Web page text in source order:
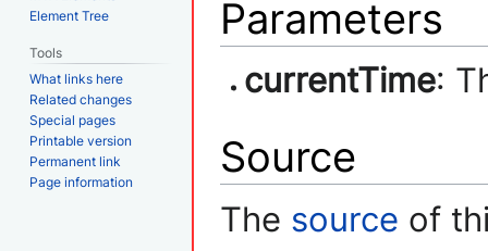
Parameters
currentTime:
Source
The source of
Element Tree
Tools
What links here
Related changes
Special pages
Printable version
Permanent link
Page information